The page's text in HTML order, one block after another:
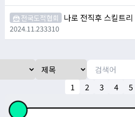
🦹 전국도적협회 나로 전직후 스킬트리
2024.11.233310
1 2 3 4 5